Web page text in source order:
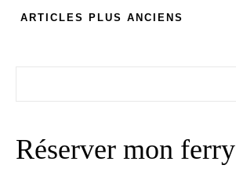
ARTICLES PLUS ANCIENS
Réserver mon ferry